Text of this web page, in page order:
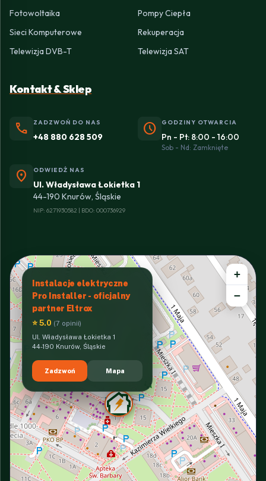
Fotowoltaika
Pompy Ciepła
Sieci Komputerowe
Rekuperacja
Telewizja DVB-T
Telewizja SAT
Kontakt & Sklep
phone ZADZWOŃ DO NAS
+48 880 628 509 schedule GODZINY OTWARCIA
Pn - Pt: 8:00 - 16:00
Sob - Nd: Zamknięte
location_on ODWIEDŹ NAS
Ul. Władysława Łokietka 1
44-190 Knurów, Śląskie
NIP: 6271930582 | BDO: 000736929
Instalacje elektryczne
Pro Installer - oficjalny
partner Eltrox
⭐ 5.0 (7 opinii)
Ul. Władysława Łokietka 1
44-190 Knurów, Śląskie
Zadzwoń Mapa
+
−